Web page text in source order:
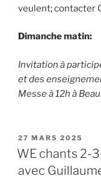
veulent; contacter
Dimanche matin:
Invitation à
et des
Messe à 12h à
PUBLIÉ
LE
27 MARS 2025
WE chants 2-
avec